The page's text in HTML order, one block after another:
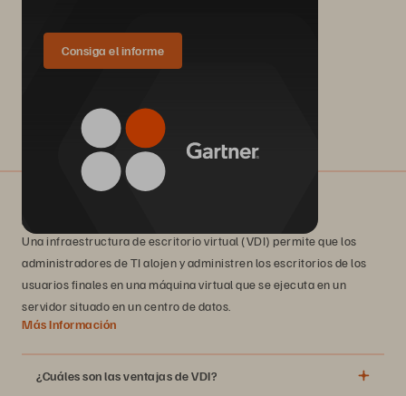
Consiga el informe
¿Qué es una infraestructura de escritorio virtual?
Una infraestructura de escritorio virtual (VDI) permite que los
administradores de TI alojen y administren los escritorios de los
usuarios finales en una máquina virtual que se ejecuta en un
servidor situado en un centro de datos.
Más Información
¿Cuáles son las ventajas de VDI?